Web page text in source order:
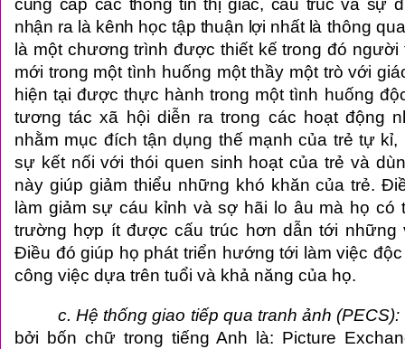
nhận ra là kênh học tập thuận lợi nhất là thông
là một chương trình được thiết kế trong đó
mới trong một tình huống một thầy một trò với
hiện tại được thực hành trong một tình huống
tương tác xã hội diễn ra trong các hoạt động
nhằm mục đích tận dụng thế mạnh của trẻ tự
sự kết nối với thói quen sinh hoạt của trẻ và
này giúp giảm thiểu những khó khăn của trẻ.
làm giảm sự cáu kỉnh và sợ hãi lo âu mà họ có
trường hợp ít được cấu trúc hơn dẫn tới những
Điều đó giúp họ phát triển hướng tới làm việc
công việc dựa trên tuổi và khả năng của họ.
c. Hệ thống giao tiếp qua tranh ảnh (PECS):
bởi bốn chữ trong tiếng Anh là: Picture